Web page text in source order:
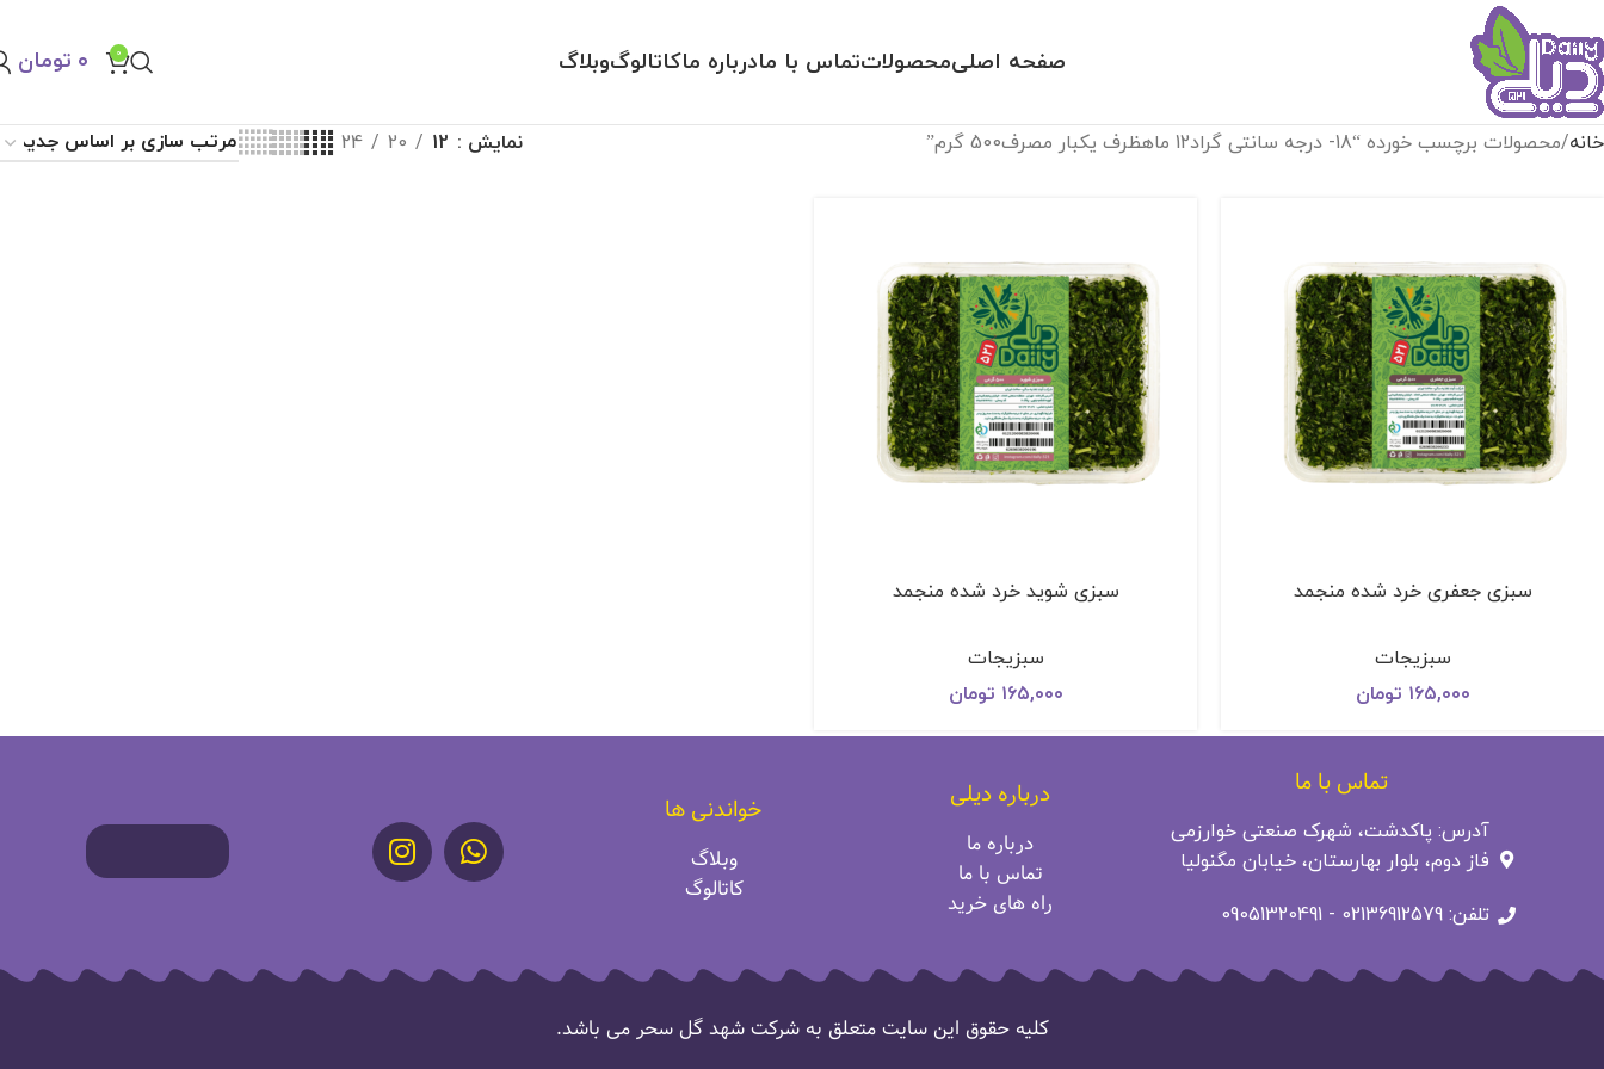
صفحه اصلیمحصولاتتماس با مادرباره ماکاتالوگوبلاگ 0 ۰ تومان
خانه محصولات برچسب خورده “18- درجه سانتی گراد12 ماهظرف یکبار مصرف500 گرم” نمایش 12
20
24
سبزی جعفری خرد شده منجمد
سبزیجات
۱۶۵,۰۰۰ تومان
سبزی شويد خرد شده منجمد
سبزیجات
۱۶۵,۰۰۰ تومان
تماس با ما
آدرس: پاکدشت، شهرک صنعتی خوارزمی
فاز دوم، بلوار بهارستان، خیابان مگنولیا
تلفن: 02136912579 - 09051320491
درباره دیلی
درباره ما
تماس با ما
راه‌ های خرید
خواندنی ها
وبلاگ
کاتالوگ
کلیه حقوق این سایت متعلق به شرکت شهد گل سحر می باشد.